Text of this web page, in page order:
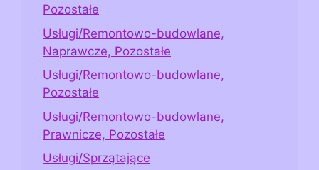
Pozostałe
Usługi/Remontowo-budowlane,
Naprawcze, Pozostałe
Usługi/Remontowo-budowlane,
Pozostałe
Usługi/Remontowo-budowlane,
Prawnicze, Pozostałe
Usługi/Sprzątające